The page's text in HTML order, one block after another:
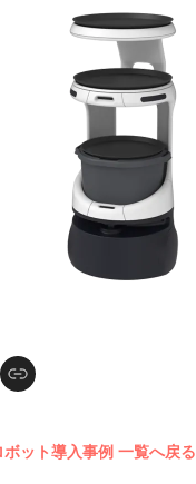
ット導入事例 一覧へ戻る